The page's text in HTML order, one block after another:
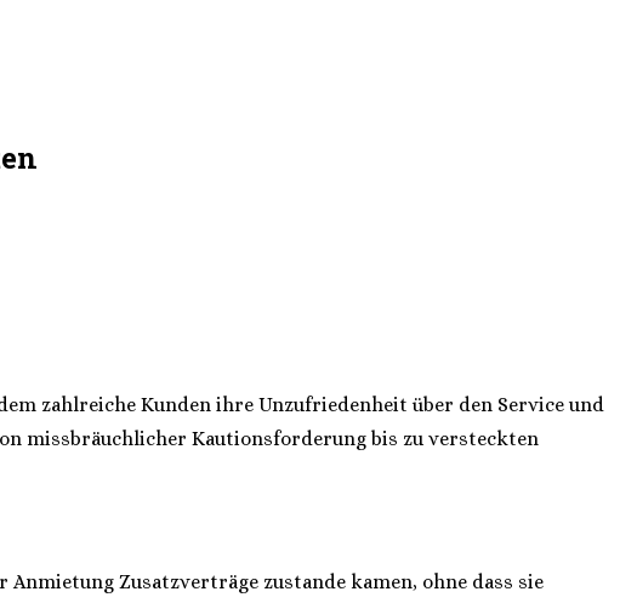
zahlreiche Kunden ihre Unzufriedenheit über den Service und
missbräuchlicher Kautionsforderung bis zu versteckten
Zusatzverträge zustande kamen, ohne dass sie